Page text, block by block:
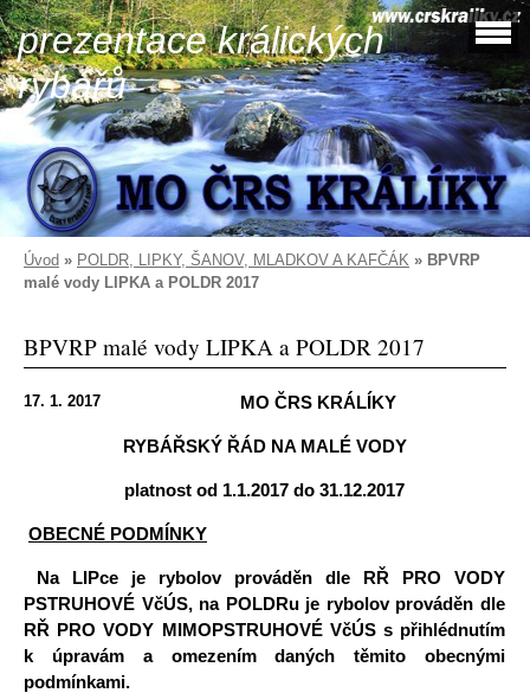
prezentace králických
rybářů
Úvod » POLDR, LIPKY, ŠANOV, MLADKOV A KAFČÁK » BPVRP
malé vody LIPKA a POLDR 2017
BPVRP malé vody LIPKA a POLDR 2017
17. 1. 2017 MO ČRS KRÁLÍKY
RYBÁŘSKÝ ŘÁD NA MALÉ VODY
platnost od 1.1.2017 do 31.12.2017
OBECNÉ PODMÍNKY
Na LIPce je rybolov prováděn dle RŘ PRO VODY
PSTRUHOVÉ VčÚS, na POLDRu je rybolov prováděn dle
RŘ PRO VODY MIMOPSTRUHOVÉ VčÚS s přihlédnutím
k úpravám a omezením daných těmito obecnými
podmínkami.